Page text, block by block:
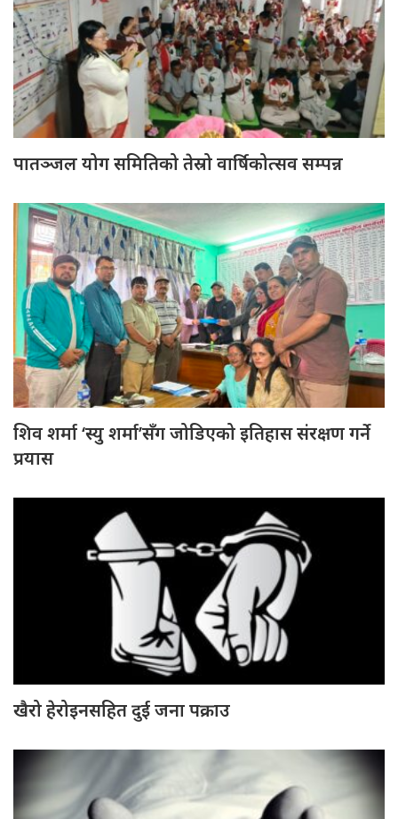
पातञ्जल योग समितिको तेस्रो वार्षिकोत्सव सम्पन्न
शिव शर्मा ‘स्यु शर्मा’सँग जोडिएको इतिहास संरक्षण गर्ने
प्रयास
खैरो हेरोइनसहित दुई जना पक्राउ